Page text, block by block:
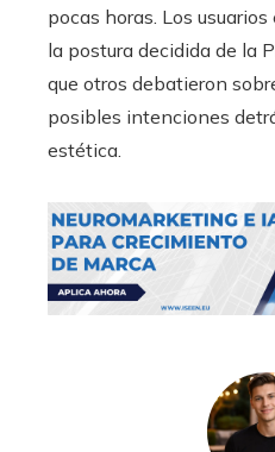
pocas horas. Los
la postura decidida de la
que otros debatieron
posibles intenciones
estética.